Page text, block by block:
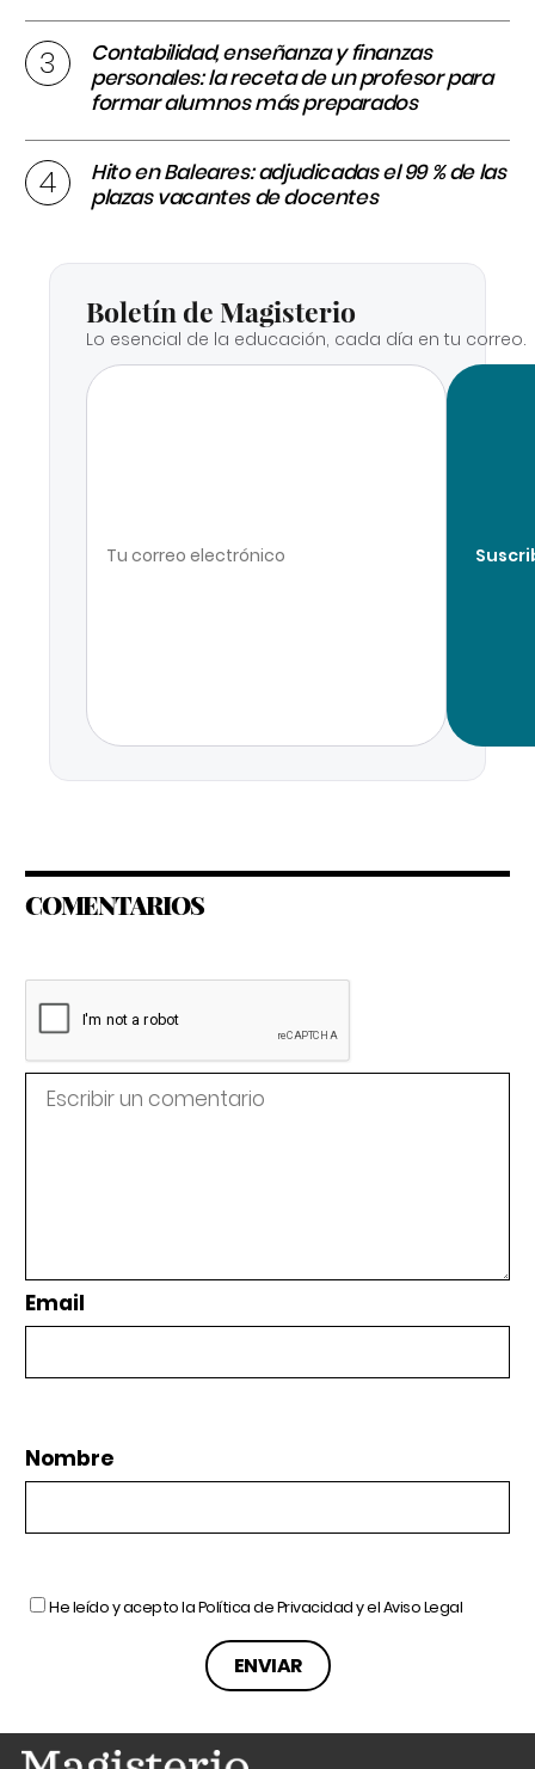
Contabilidad, enseñanza y finanzas
personales: la receta de un profesor para
formar alumnos más preparados
Hito en Baleares: adjudicadas el 99 % de las
plazas vacantes de docentes
Boletín de Magisterio
Lo esencial de la educación, cada día en tu correo.
COMENTARIOS
Email
Nombre
He leído y acepto laPolítica de Privacidady elAviso Legal